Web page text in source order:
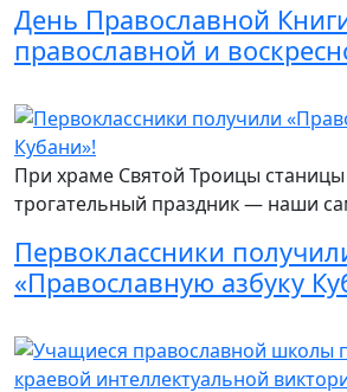
День Православной
православной и
При храме Святой Троицы
трогательный праздник — наши
Первоклассники
«Православную азбуку